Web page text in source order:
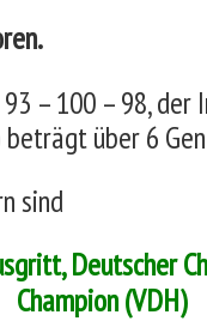
– 100 – 98,
über 6
sind
Deutscher
Champion (VDH)